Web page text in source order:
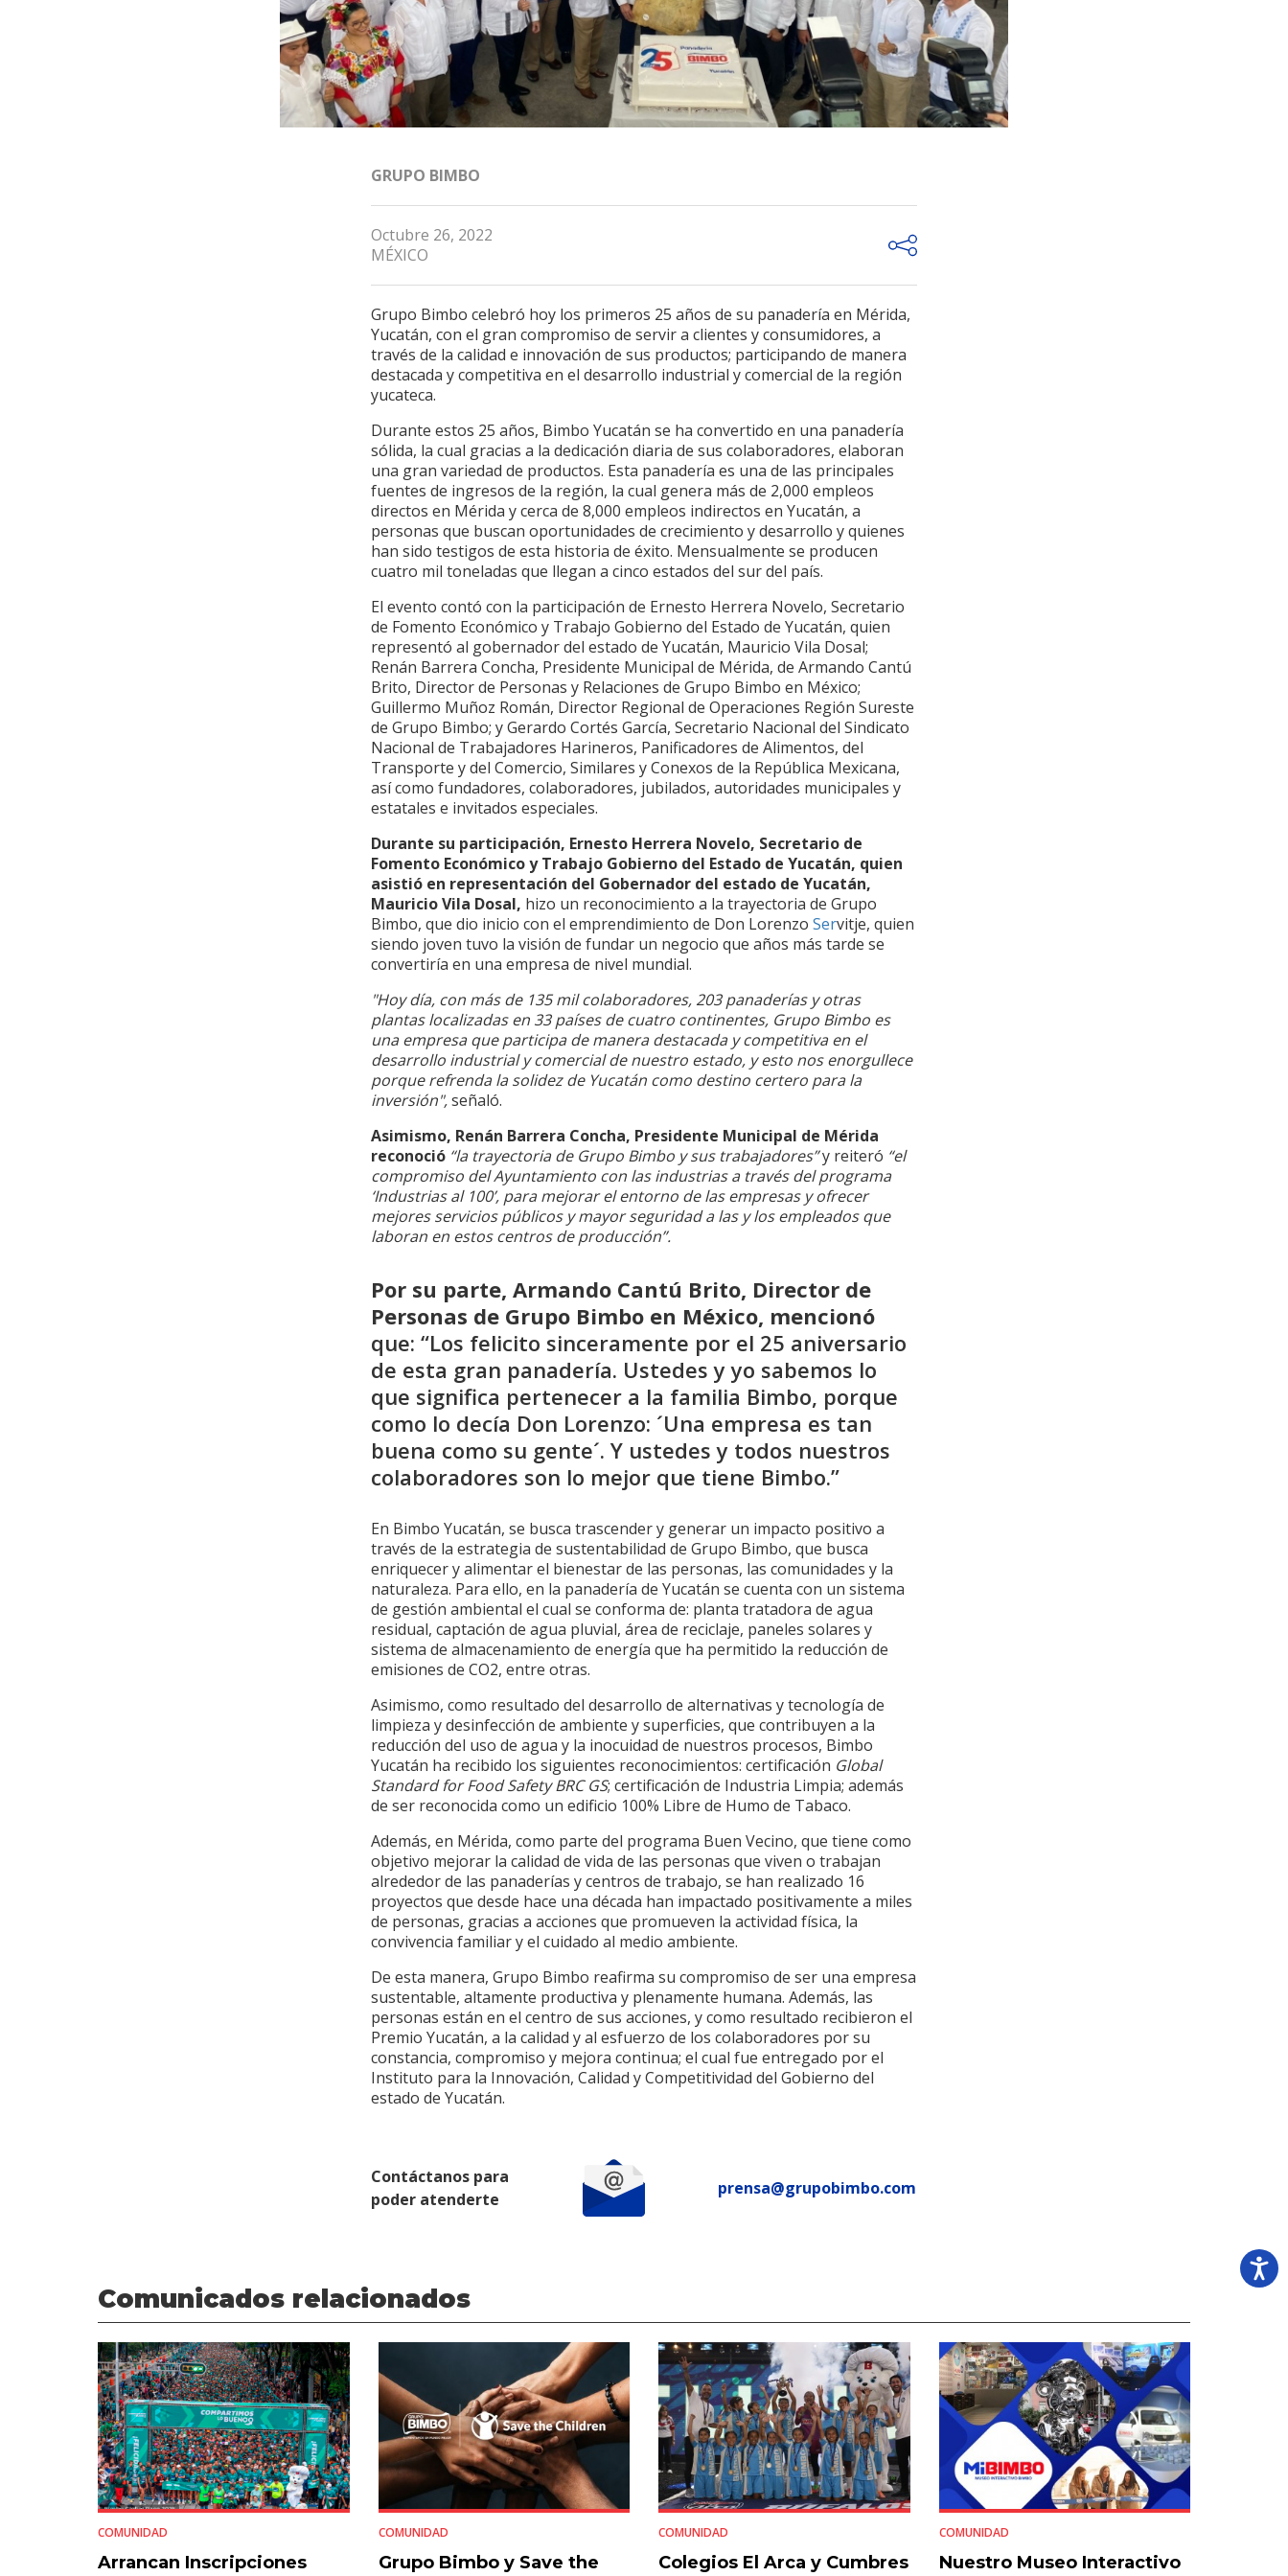
GRUPO BIMBO
Octubre 26, 2022
MÉXICO
Grupo Bimbo celebró hoy los primeros 25 años de su panadería en Mérida,
Yucatán, con el gran compromiso de servir a clientes y consumidores, a
través de la calidad e innovación de sus productos; participando de manera
destacada y competitiva en el desarrollo industrial y comercial de la región
yucateca.
Durante estos 25 años, Bimbo Yucatán se ha convertido en una panadería
sólida, la cual gracias a la dedicación diaria de sus colaboradores, elaboran
una gran variedad de productos. Esta panadería es una de las principales
fuentes de ingresos de la región, la cual genera más de 2,000 empleos
directos en Mérida y cerca de 8,000 empleos indirectos en Yucatán, a
personas que buscan oportunidades de crecimiento y desarrollo y quienes
han sido testigos de esta historia de éxito. Mensualmente se producen
cuatro mil toneladas que llegan a cinco estados del sur del país.
El evento contó con la participación de Ernesto Herrera Novelo, Secretario
de Fomento Económico y Trabajo Gobierno del Estado de Yucatán, quien
representó al gobernador del estado de Yucatán, Mauricio Vila Dosal;
Renán Barrera Concha, Presidente Municipal de Mérida, de Armando Cantú
Brito, Director de Personas y Relaciones de Grupo Bimbo en México;
Guillermo Muñoz Román, Director Regional de Operaciones Región Sureste
de Grupo Bimbo; y Gerardo Cortés García, Secretario Nacional del Sindicato
Nacional de Trabajadores Harineros, Panificadores de Alimentos, del
Transporte y del Comercio, Similares y Conexos de la República Mexicana,
así como fundadores, colaboradores, jubilados, autoridades municipales y
estatales e invitados especiales.
Durante su participación, Ernesto Herrera Novelo, Secretario de
Fomento Económico y Trabajo Gobierno del Estado de Yucatán, quien
asistió en representación del Gobernador del estado de Yucatán,
Mauricio Vila Dosal, hizo un reconocimiento a la trayectoria de Grupo
Bimbo, que dio inicio con el emprendimiento de Don Lorenzo Servitje, quien
siendo joven tuvo la visión de fundar un negocio que años más tarde se
convertiría en una empresa de nivel mundial.
"Hoy día, con más de 135 mil colaboradores, 203 panaderías y otras
plantas localizadas en 33 países de cuatro continentes, Grupo Bimbo es
una empresa que participa de manera destacada y competitiva en el
desarrollo industrial y comercial de nuestro estado, y esto nos enorgullece
porque refrenda la solidez de Yucatán como destino certero para la
inversión",señaló.
Asimismo, Renán Barrera Concha, Presidente Municipal de Mérida
reconoció “la trayectoria de Grupo Bimbo y sus trabajadores”y reiteró “el
compromiso del Ayuntamiento con las industrias a través del programa
‘Industrias al 100’, para mejorar el entorno de las empresas y ofrecer
mejores servicios públicos y mayor seguridad a las y los empleados que
laboran en estos centros de producción”.
Por su parte, Armando Cantú Brito, Director de
Personas de Grupo Bimbo en México, mencionó
que: “Los felicito sinceramente por el 25 aniversario
de esta gran panadería. Ustedes y yo sabemos lo
que significa pertenecer a la familia Bimbo, porque
como lo decía Don Lorenzo: ´Una empresa es tan
buena como su gente´. Y ustedes y todos nuestros
colaboradores son lo mejor que tiene Bimbo.”
En Bimbo Yucatán, se busca trascender y generar un impacto positivo a
través de la estrategia de sustentabilidad de Grupo Bimbo, que busca
enriquecer y alimentar el bienestar de las personas, las comunidades y la
naturaleza. Para ello, en la panadería de Yucatán se cuenta con un sistema
de gestión ambiental el cual se conforma de: planta tratadora de agua
residual, captación de agua pluvial, área de reciclaje, paneles solares y
sistema de almacenamiento de energía que ha permitido la reducción de
emisiones de CO2, entre otras.
Asimismo, como resultado del desarrollo de alternativas y tecnología de
limpieza y desinfección de ambiente y superficies, que contribuyen a la
reducción del uso de agua y la inocuidad de nuestros procesos, Bimbo
Yucatán ha recibido los siguientes reconocimientos: certificación Global
Standard for Food Safety BRC GS; certificación de Industria Limpia; además
de ser reconocida como un edificio 100% Libre de Humo de Tabaco.
Además, en Mérida, como parte del programa Buen Vecino, que tiene como
objetivo mejorar la calidad de vida de las personas que viven o trabajan
alrededor de las panaderías y centros de trabajo, se han realizado 16
proyectos que desde hace una década han impactado positivamente a miles
de personas, gracias a acciones que promueven la actividad física, la
convivencia familiar y el cuidado al medio ambiente.
De esta manera, Grupo Bimbo reafirma su compromiso de ser una empresa
sustentable, altamente productiva y plenamente humana. Además, las
personas están en el centro de sus acciones, y como resultado recibieron el
Premio Yucatán, a la calidad y al esfuerzo de los colaboradores por su
constancia, compromiso y mejora continua; el cual fue entregado por el
Instituto para la Innovación, Calidad y Competitividad del Gobierno del
estado de Yucatán.
Contáctanos para
poder atenderte
prensa@grupobimbo.com
Comunicados relacionados
COMUNIDAD
Arrancan Inscripciones
COMUNIDAD
Grupo Bimbo y Save the
COMUNIDAD
Colegios El Arca y Cumbres
COMUNIDAD
Nuestro Museo Interactivo